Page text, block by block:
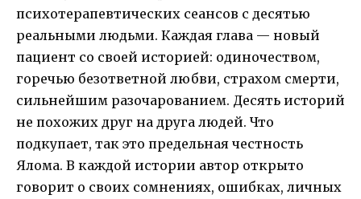
психотерапевтических сеансов с десятью
реальными людьми. Каждая глава — новый
пациент со своей историей: одиночеством,
горечью безответной любви, страхом смерти,
сильнейшим разочарованием. Десять историй
не похожих друг на друга людей. Что
подкупает, так это предельная честность
Ялома. В каждой истории автор открыто
говорит о своих сомнениях, ошибках, личных